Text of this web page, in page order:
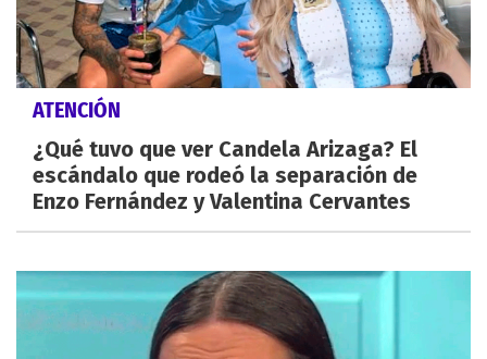
ATENCIÓN
¿Qué tuvo que ver Candela Arizaga? El
escándalo que rodeó la separación de
Enzo Fernández y Valentina Cervantes